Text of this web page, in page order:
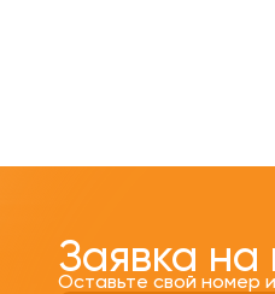
Заявка на
Оставьте свой номер